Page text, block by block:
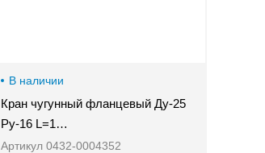
В наличии
Кран чугунный фланцевый Ду-25
Ру-16 L=1…
Артикул 0432-0004352